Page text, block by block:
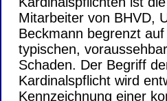
Mitarbeiter von BHVD,
Beckmann begrenzt auf
typischen,
Schaden. Der Begriff
Kardinalspflicht wird
Kennzeichnung einer